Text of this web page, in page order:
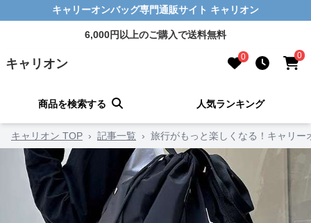
キャリーオンバッグ専門通販サイト キャリオン
6,000円以上のご購入で送料無料
キャリオン 0 0
商品を検索する 人気ランキング
キャリオン TOP › 記事一覧 › 旅行がもっと楽しくなる！キャリー